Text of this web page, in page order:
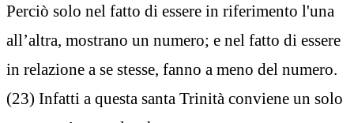
Perciò solo nel fatto di essere in riferimento l'una
all’altra, mostrano un numero; e nel fatto di essere
in relazione a se stesse, fanno a meno del numero.
(23) Infatti a questa santa Trinità conviene un solo